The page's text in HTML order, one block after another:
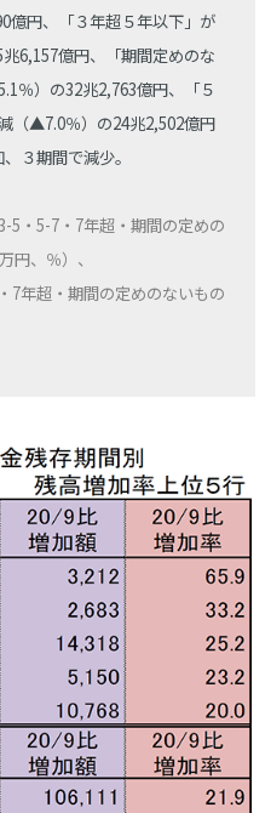
億円、「３年超５年以下」が
6,157億円、「期間定めのな
％）の32兆2,763億円、「５
（▲7.0％）の24兆2,502億円
３期間で減少。
5・5-7・7年超・期間の定めの
円、％）、
7年超・期間の定めのないもの